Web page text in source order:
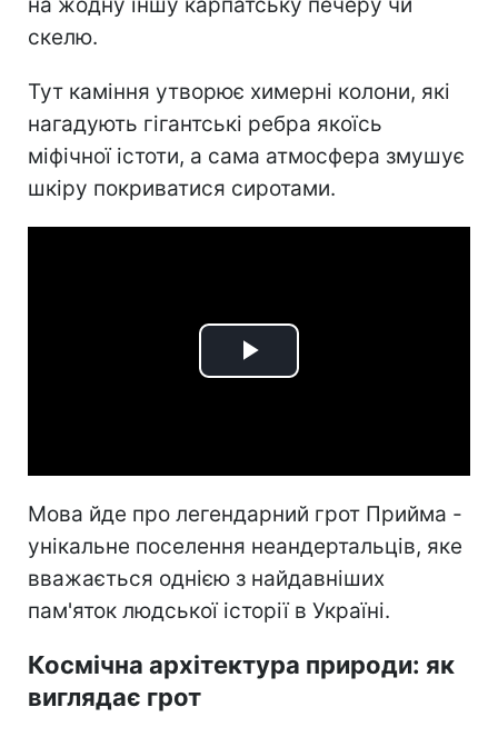
скелю.
Тут каміння утворює химерні колони, які
нагадують гігантські ребра якоїсь
міфічної істоти, а сама атмосфера змушує
шкіру покриватися сиротами.
Play
Мова йде про легендарний грот Прийма -
унікальне поселення неандертальців, яке
вважається однією з найдавніших
пам'яток людської історії в Україні.
Космічна архітектура природи: як
виглядає грот